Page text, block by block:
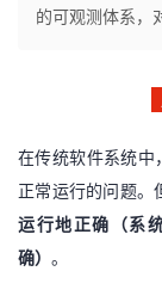
主
的
者
的可观测体系，
在传统软件系统中
正常运行的问题。
运行地正确（系
确） 。